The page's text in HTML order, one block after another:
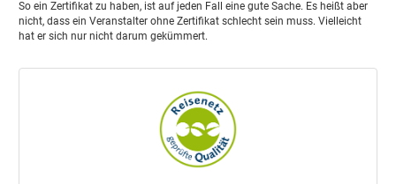
So ein Zertifikat zu haben, ist auf jeden Fall eine gute Sache. Es heißt aber
nicht, dass ein Veranstalter ohne Zertifikat schlecht sein muss. Vielleicht
hat er sich nur nicht darum gekümmert.